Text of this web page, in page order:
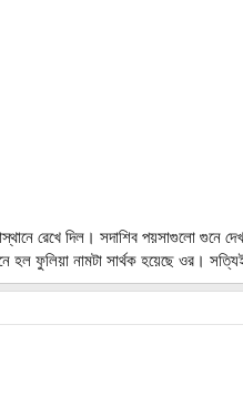
রেখে দিল। সদাশিব পয়সাগুলো গুনে
হল ফুলিয়া নামটা সার্থক হয়েছে ওর।